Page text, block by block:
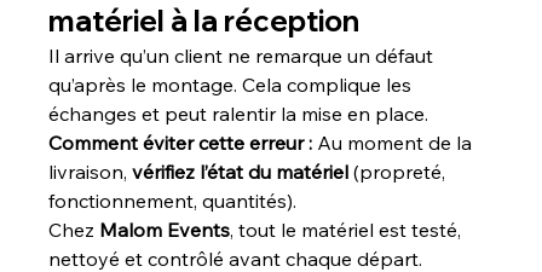
matériel à la réception
Il arrive qu’un client ne remarque un défaut
qu’après le montage. Cela complique les
échanges et peut ralentir la mise en place.
Comment éviter cette erreur : Au moment de la
livraison, vérifiez l’état du matériel (propreté,
fonctionnement, quantités).
Chez Malom Events, tout le matériel est testé,
nettoyé et contrôlé avant chaque départ.